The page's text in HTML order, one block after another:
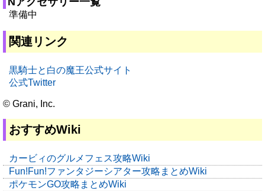
準備中
関連リンク
黒騎士と白の魔王公式サイト
公式Twitter
© Grani, Inc.
おすすめWiki
カービィのグルメフェス攻略Wiki
Fun!Fun!ファンタジーシアター攻略まとめWiki
ポケモンGO攻略まとめWiki